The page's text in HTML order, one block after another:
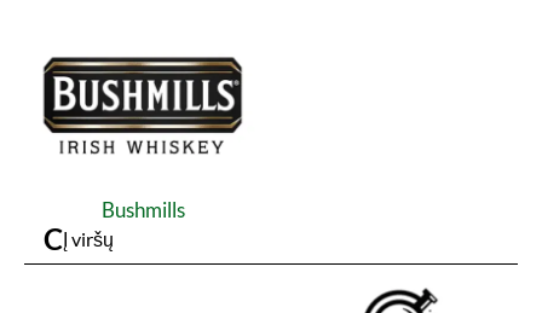
Bushmills
CĮ viršų